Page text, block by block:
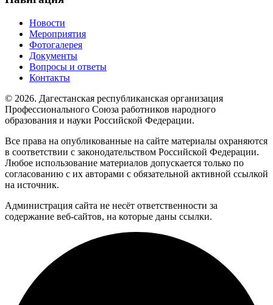
Новости
Мероприятия
Фотогалерея
Документы
Вопросы и ответы
Контакты
© 2026. Дагестанская республиканская организация
Профессионального Союза работников народного
образования и науки Российской Федерации.
Все права на опубликованные на сайте материалы охраняются
в соответствии с законодательством Российской Федерации.
Любое использование материалов допускается только по
согласованию с их авторами с обязательной активной ссылкой
на источник.
Администрация сайта не несёт ответственности за
содержание веб-сайтов, на которые даны ссылки.